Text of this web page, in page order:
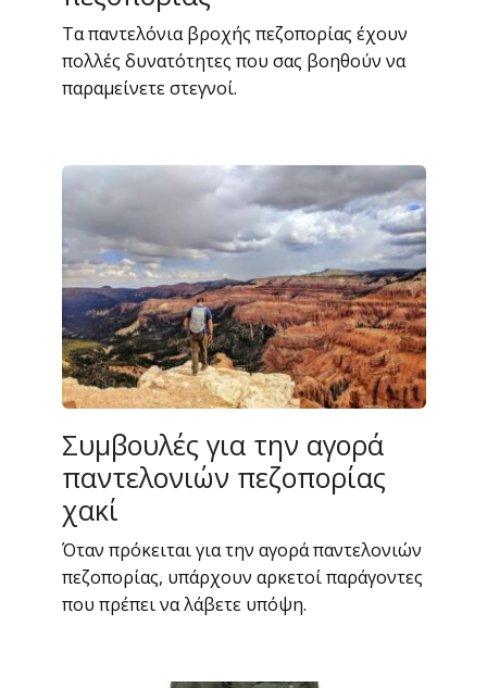
Τα παντελόνια βροχής πεζοπορίας έχουν
πολλές δυνατότητες που σας βοηθούν να
παραμείνετε στεγνοί.
Συμβουλές για την αγορά
παντελονιών πεζοπορίας
χακί
Όταν πρόκειται για την αγορά παντελονιών
πεζοπορίας, υπάρχουν αρκετοί παράγοντες
που πρέπει να λάβετε υπόψη.